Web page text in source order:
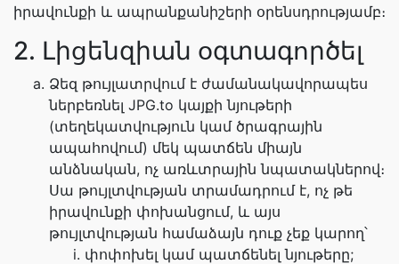
իրավունքի և ապրանքանիշերի օրենսդրությամբ։
2. Լիցենզիան օգտագործել
Ձեզ թույլատրվում է ժամանակավորապես
ներբեռնել JPG.to կայքի նյութերի
(տեղեկատվություն կամ ծրագրային
ապահովում) մեկ պատճեն միայն
անձնական, ոչ առևտրային նպատակներով։
Սա թույլտվության տրամադրում է, ոչ թե
իրավունքի փոխանցում, և այս
թույլտվության համաձայն դուք չեք կարող՝
փոփոխել կամ պատճենել նյութերը;